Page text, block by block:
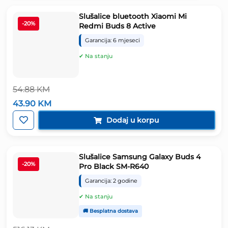
-20%
54.88KM
Izvorna
cijena
bila
je:
43.90 KM
cijena
43.90 KM.
Slušalice bluetooth Xiaomi Mi
Redmi Buds 8 Active
Garancija: 6 mjeseci
✔ Na stanju
Dodaj u korpu
-20%
Slušalice Samsung Galaxy Buds 4
Pro Black SM-R640
Garancija: 2 godine
✔ Na stanju
🚚 Besplatna dostava